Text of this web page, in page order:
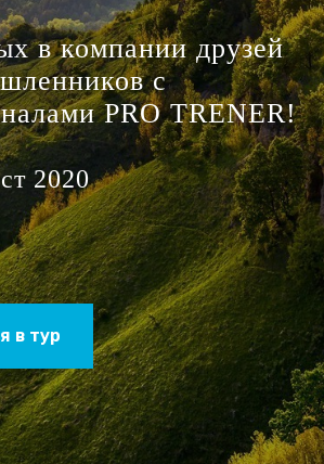
в компании друзей
с
PRO TRENER!
2020
в тур